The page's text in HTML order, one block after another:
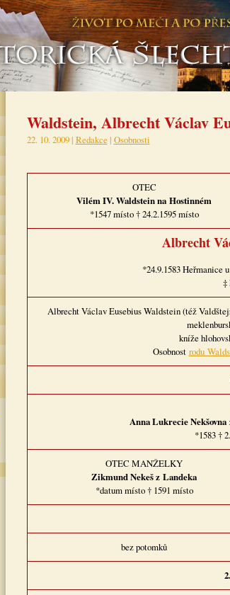
Waldstein, Albrecht Václav
22. 10. 2009 | Redakce | Osobnosti
OTEC
Vilém IV. Waldstein na Hostinném
*1547 místo † 24.2.1595 místo
Albrecht
*24.9.1583 Heřmanice
‡
Albrecht Václav Eusebius Waldstein (též
kníže
Osobnost rodu
Anna Lukrecie Nekšovna
*1583 †
OTEC MANŽELKY
Zikmund Nekeš z Landeka
*datum místo † 1591 místo
bez potomků